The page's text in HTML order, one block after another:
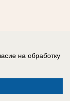
на обработку